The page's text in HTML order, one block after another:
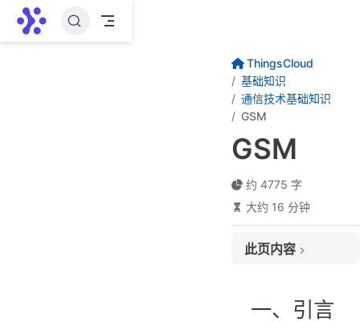
跳至主要內容
ThingsCloud
基础知识
通信技术基础知识
GSM
GSM
约 4775 字
大约 16 分钟
此页内容
二、GSM技术介绍
一、引言